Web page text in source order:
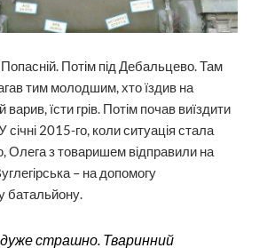
Потім під Дебальцево. Там
тим молодшим, хто їздив на
їсти грів. Потім почав виїздити
січні 2015-го, коли ситуація стала
Олега з товаришем відправили на
– на допомогу
батальйону.
страшно. Тваринний